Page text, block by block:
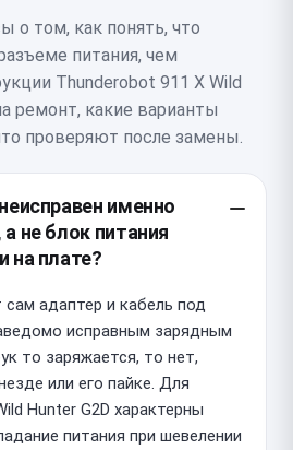
о том, как понять, что
питания, чем
Thunderobot 911 X Wild
ремонт, какие варианты
проверяют после замены.
именно
не блок питания
на плате?
адаптер и кабель под
исправным зарядным
то заряжается, то нет,
или его пайке. Для
Hunter G2D характерны
питания при шевелении